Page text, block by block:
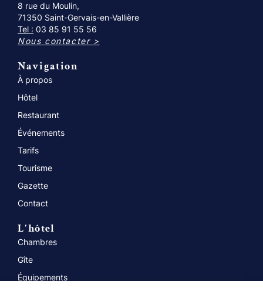
8 rue du Moulin,
71350 Saint-Gervais-en-Vallière
Tel : 03 85 91 55 56
Nous contacter >
Navigation
À propos
Hôtel
Restaurant
Événements
Tarifs
Tourisme
Gazette
Contact
L'hôtel
Chambres
Gîte
Équipements